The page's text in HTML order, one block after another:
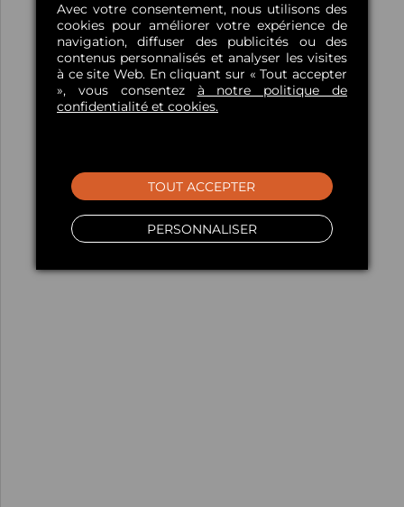
Avec votre consentement, nous utilisons des
cookies pour améliorer votre expérience de
navigation, diffuser des publicités ou des
contenus personnalisés et analyser les visites
à ce site Web. En cliquant sur « Tout accepter
», vous consentez à notre politique de
confidentialité et cookies.
PERSONNALISER
TOUT ACCEPTER